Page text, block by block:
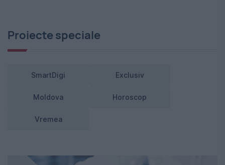
Proiecte speciale
SmartDigi Exclusiv
Moldova Horoscop
Vremea